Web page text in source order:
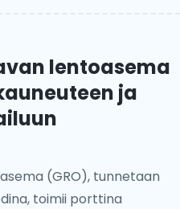
lentoasema
ja
(GRO), tunnetaan
toimii porttina